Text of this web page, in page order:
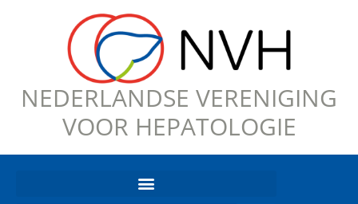
NEDERLANDSE VERENIGING
VOOR HEPATOLOGIE